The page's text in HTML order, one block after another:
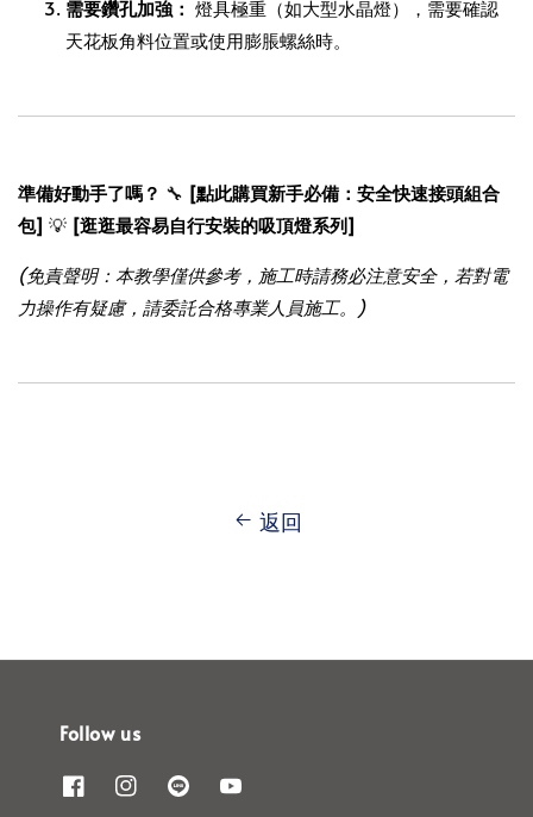
需要鑽孔加強： 燈具極重（如大型水晶燈），需要確認
天花板角料位置或使用膨脹螺絲時。
準備好動手了嗎？ 🔧 [點此購買新手必備：安全快速接頭組合
包] 💡 [逛逛最容易自行安裝的吸頂燈系列]
(免責聲明：本教學僅供參考，施工時請務必注意安全，若對電
力操作有疑慮，請委託合格專業人員施工。)
返回
Follow us